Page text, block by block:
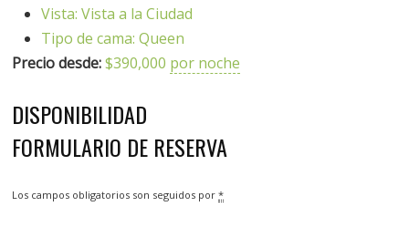
Vista: Vista a la Ciudad
Tipo de cama: Queen
Precio desde: $390,000 por noche
DISPONIBILIDAD
FORMULARIO DE RESERVA
Los campos obligatorios son seguidos por*